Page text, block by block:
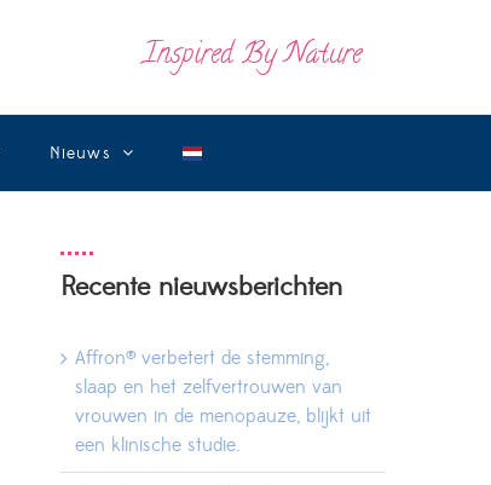
Inspired By Nature
Nieuws
Recente nieuwsberichten
Affron® verbetert de stemming,
slaap en het zelfvertrouwen van
vrouwen in de menopauze, blijkt uit
een klinische studie.